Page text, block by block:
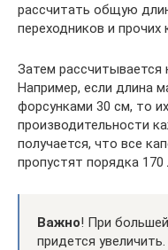
рассчитать общую
переходников и
Затем
Например, если длина
форсунками 30 см, то
производительности
получается, что все
пропустят порядка 170
Важно! При
придется